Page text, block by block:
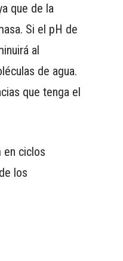
que de la
Si el pH de
al
de agua.
que tenga el
en ciclos
los